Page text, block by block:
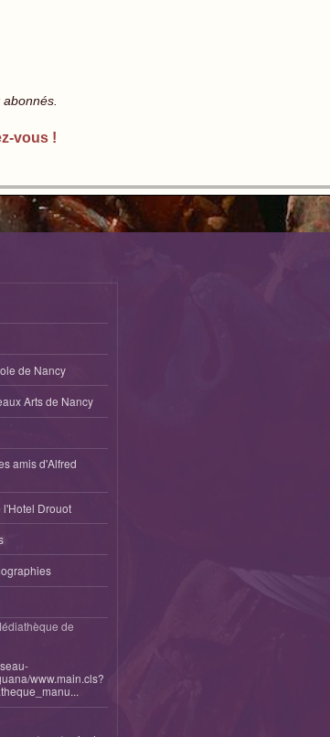
vous !
de Nancy
Arts de Nancy
amis d'Alfred
l'Hotel Drouot
de
www.main.cls?